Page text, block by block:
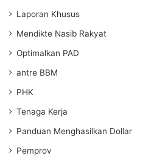
Laporan Khusus
Mendikte Nasib Rakyat
Optimalkan PAD
antre BBM
PHK
Tenaga Kerja
Panduan Menghasilkan Dollar
Pemprov